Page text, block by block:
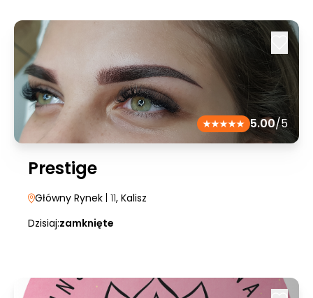
5.00/5
Prestige
Główny Rynek | 11, Kalisz
Dzisiaj:zamknięte